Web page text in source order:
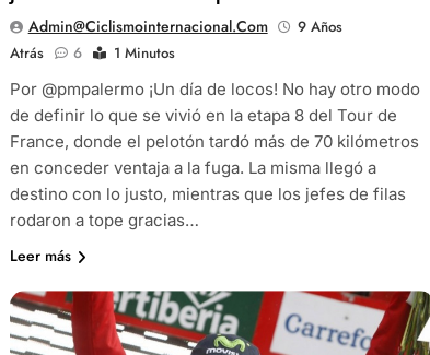
Admin@ciclismointernacional.com
9 Años
Atrás
6
1 Minutos
Por @pmpalermo ¡Un día de locos! No hay otro modo
de definir lo que se vivió en la etapa 8 del Tour de
France, donde el pelotón tardó más de 70 kilómetros
en conceder ventaja a la fuga. La misma llegó a
destino con lo justo, mientras que los jefes de filas
rodaron a tope gracias…
Leer más